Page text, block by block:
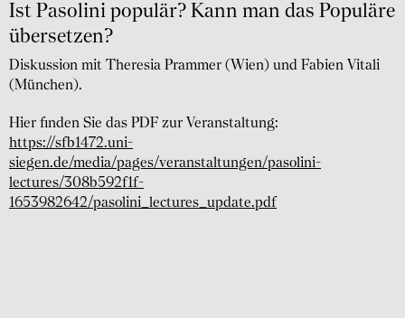
Ist Pasolini populär? Kann man das Populäre
übersetzen?
Diskussion mit Theresia Prammer (Wien) und Fabien Vitali
(München).
Hier finden Sie das PDF zur Veranstaltung:
https://sfb1472.uni-
siegen.de/media/pages/veranstaltungen/pasolini-
lectures/308b592f1f-
1653982642/pasolini_lectures_update.pdf